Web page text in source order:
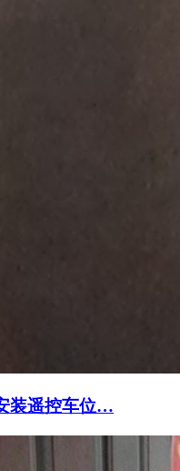
装遥控车位…